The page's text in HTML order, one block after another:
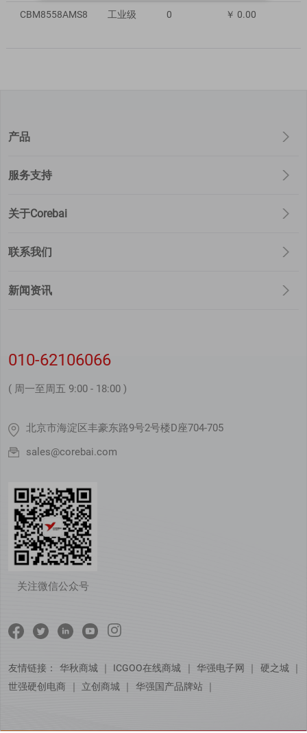
CBM8558AMS8 工业级 0 ￥ 0.00
产品
服务支持
关于Corebai
联系我们
新闻资讯
010-62106066
( 周一至周五 9:00 - 18:00 )
北京市海淀区丰豪东路9号2号楼D座704-705
sales@corebai.com
关注微信公众号
友情链接： 华秋商城 ｜ ICGOO在线商城 华强电子网 硬之城
世强硬创电商
立创商城 ｜ 华强国产品牌站